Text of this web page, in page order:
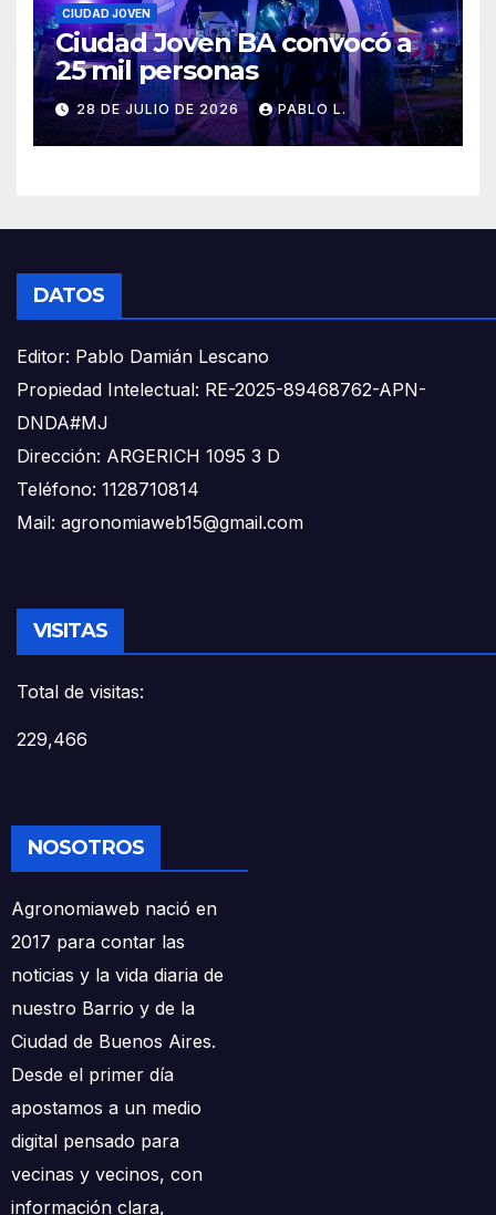
CIUDAD JOVEN
Ciudad Joven BA convocó a
25 mil personas
28 DE JULIO DE 2026 PABLO L.
DATOS
Editor: Pablo Damián Lescano
Propiedad Intelectual: RE-2025-89468762-APN-
DNDA#MJ
Dirección: ARGERICH 1095 3 D
Teléfono: 1128710814
Mail: agronomiaweb15@gmail.com
VISITAS
Total de visitas:
229,466
NOSOTROS
Agronomiaweb nació en
2017 para contar las
noticias y la vida diaria de
nuestro Barrio y de la
Ciudad de Buenos Aires.
Desde el primer día
apostamos a un medio
digital pensado para
vecinas y vecinos, con
información clara,